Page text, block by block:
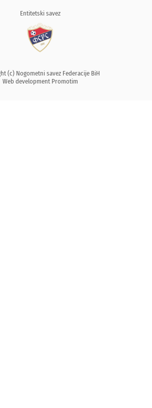
Entitetski savez
(c) Nogometni savez Federacije BiH
Web development Promotim